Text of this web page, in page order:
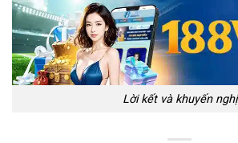
Lời kết và khuyến nghị